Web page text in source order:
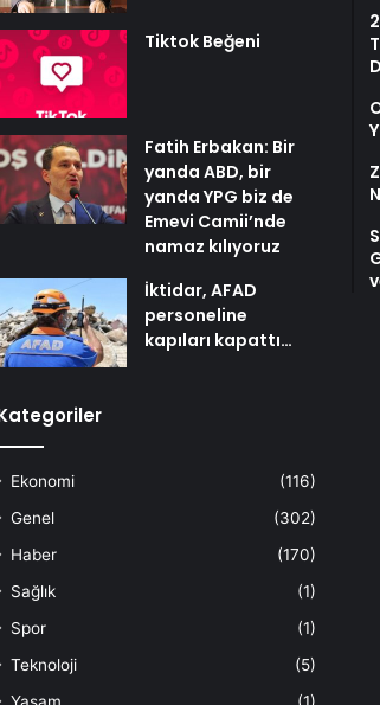
Tiktok Beğeni
Fatih Erbakan: Bir
yanda ABD, bir
yanda YPG biz de
Emevi Camii’nde
namaz kılıyoruz
İktidar, AFAD
personeline
kapıları kapattı…
Ekonomi
(116)
Genel
(302)
Haber
(170)
Sağlık
(1)
Spor
(1)
Teknoloji
(5)